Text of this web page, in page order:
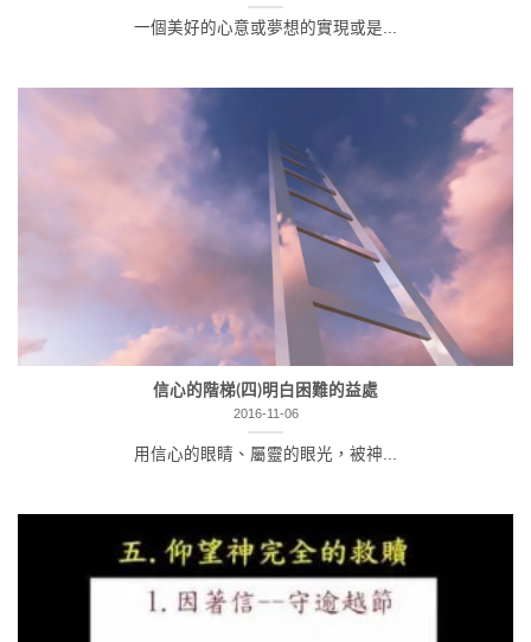
一個美好的心意或夢想的實現或是...
信心的階梯(四)明白困難的益處
2016-11-06
用信心的眼睛、屬靈的眼光，被神...